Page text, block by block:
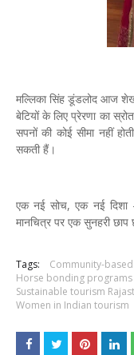
मल्लिका सिंह डूंडलोद आज
बेटियों के लिए प्रेरणा का
सपनों की कोई सीमा नहीं
सकती हैं।
एक नई सोच, एक नई दिशा
मानचित्र पर एक सुनहरी छाप
Tags:
Community-
Horse bonding programs
Sustainable tourism
Women in Indian tourism